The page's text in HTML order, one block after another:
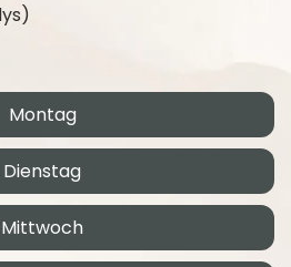
Montag
Dienstag
Mittwoch